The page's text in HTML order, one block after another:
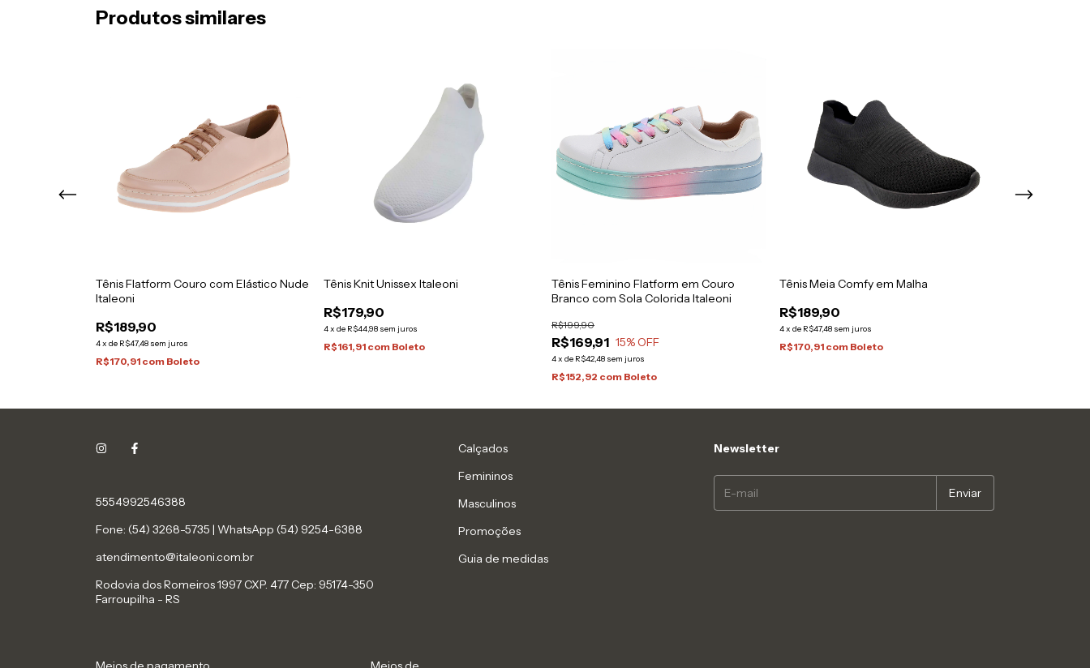
Produtos similares
Tênis Flatform Couro com Elástico Nude
Italeoni
R$189,90
4x de R$47,48 sem juros
R$170,91 com Boleto
Tênis Knit Unissex Italeoni
R$179,90
4x de R$44,98 sem juros
R$161,91 com Boleto
Tênis Feminino Flatform em Couro
Branco com Sola Colorida Italeoni
R$169,91
R$199,90
15% OFF
4x de R$42,48 sem juros
R$152,92 com Boleto
Tênis Meia Comfy em Malha
R$189,90
4x de R$47,48 sem juros
R$170,91 com Boleto
5554992546388
Fone: (54) 3268-5735 | WhatsApp (54) 9254-6388
atendimento@italeoni.com.br
Rodovia dos Romeiros 1997 CXP. 477 Cep: 95174-350
Farroupilha - RS
Calçados
Femininos
Masculinos
Promoções
Guia de medidas
Newsletter